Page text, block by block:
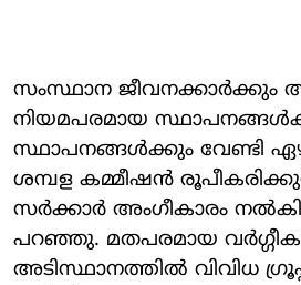
സംസ്ഥാന
നിയമപരമായ
സ്ഥാപനങ്ങള്‍ക്കും വേണ്ടി
ശമ്പള കമ്മീഷന്‍
സര്‍ക്കാര്‍ അംഗീകാരം
പറഞ്ഞു. മതപരമായ
അടിസ്ഥാനത്തില്‍ വിവിധ